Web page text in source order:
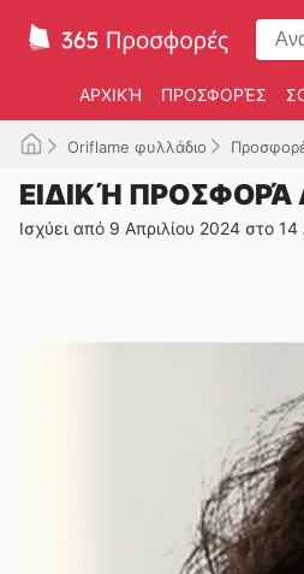
ΑΡΧΙΚΉ ΠΡΟΣΦΟΡΈΣ
Oriflame φυλλάδιο
ΕΙΔΙΚΉ ΠΡΟΣΦΟΡΆ
Ισχύει από 9 Απριλίου 2024 στο 14